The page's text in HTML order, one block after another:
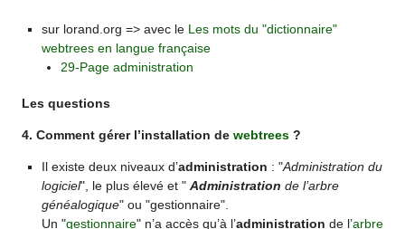
sur lorand.org => avec le Les mots du "dictionnaire"
webtrees en langue française
29-Page administration
Les questions
4. Comment gérer l’installation dewebtrees ?
Il existe deux niveaux d’administration : "Administration du
logiciel", le plus élevé et " Administration de l’arbre
généalogique" ou "gestionnaire".
Un "gestionnaire" n’a accès qu’à l’administration de l’arbre